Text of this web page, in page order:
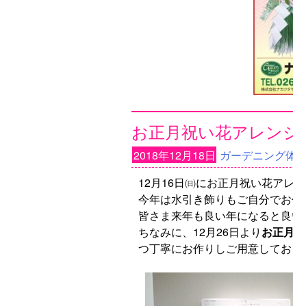
お正月祝い花アレン
2018年12月18日 ガーデニング
12月16日㈰にお正月祝い花ア
今年は水引き飾りもご自分でお
皆さま来年も良い年になると良
ちなみに、12月26日より お正
つ丁寧にお作りしご用意して